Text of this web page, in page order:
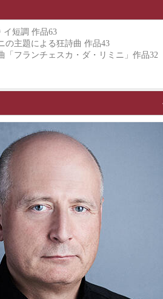
イ短調 作品63
の主題による狂詩曲 作品43
「フランチェスカ・ダ・リミニ」作品32